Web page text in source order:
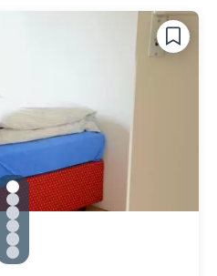
gallery.slide_selector
Zu Slide 1 wechseln
Zu Slide 2 wechseln
Zu Slide 3 wechseln
Zu Slide 4 wechseln
Zu Slide 5 wechseln
Zu Slide 6 wechseln